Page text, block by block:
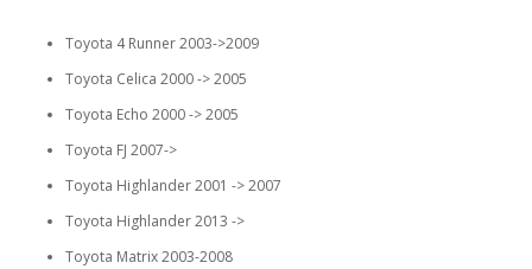
Toyota 4 Runner 2003->2009
Toyota Celica 2000 -> 2005
Toyota Echo 2000 -> 2005
Toyota FJ 2007->
Toyota Highlander 2001 -> 2007
Toyota Highlander 2013 ->
Toyota Matrix 2003-2008